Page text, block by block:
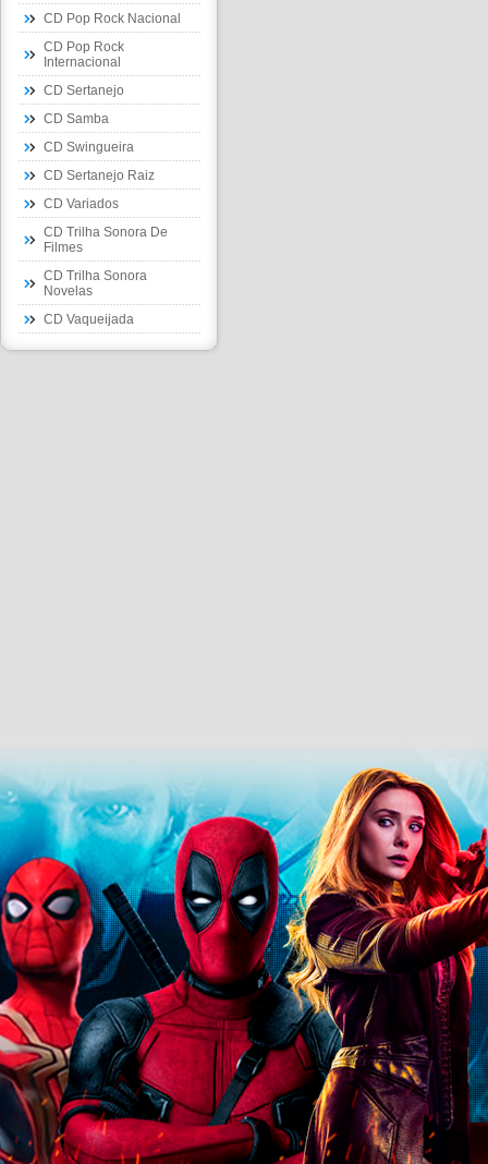
CD Pop Rock Nacional
CD Pop Rock
Internacional
CD Sertanejo
CD Samba
CD Swingueira
CD Sertanejo Raiz
CD Variados
CD Trilha Sonora De
Filmes
CD Trilha Sonora
Novelas
CD Vaqueijada